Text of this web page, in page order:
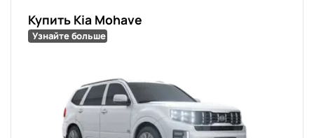
Купить Kia Mohave
Узнайте больше